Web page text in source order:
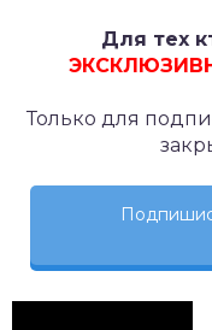
Для тех
Только для